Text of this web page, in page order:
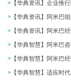
> 【华典资讯】企业推
> 【华典资讯】阿米巴
> 【华典资讯】阿米巴
> 【华典智慧】阿米巴
> 【华典智慧】阿米巴
> 【华典智慧】适应时